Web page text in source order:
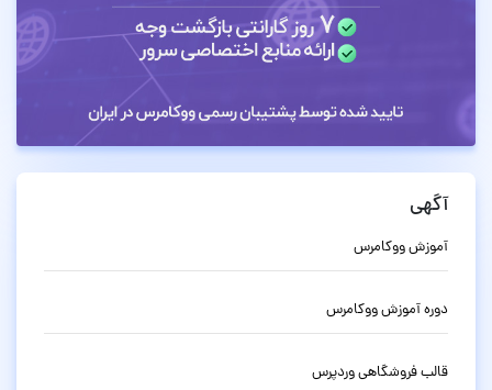
آگهی
آموزش ووکامرس
دوره آموزش ووکامرس
قالب فروشگاهی وردپرس